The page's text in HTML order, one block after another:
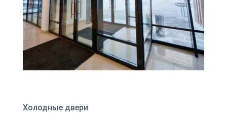
Холодные двери